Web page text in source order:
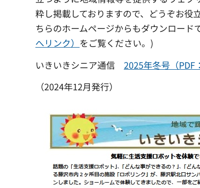
粋し掲載しておりますので、どうぞお役
ちらのホームページからもダウンロード
へリンク） をご覧ください。)
いきいきシニア通信 2025年冬号（PDF
（2024年12月発行）